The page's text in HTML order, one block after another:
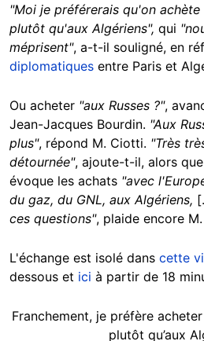
"Moi je préférerais qu'on
plutôt qu'aux Algériens", qui
méprisent", a-t-il souligné, en
diplomatiques entre Paris et
Ou acheter "aux Russes ?",
Jean-Jacques Bourdin. "Aux
plus", répond M. Ciotti. "Très
détournée", ajoute-t-il, alors
évoque les achats "avec
du gaz, du GNL, aux Algériens,
ces questions", plaide encore
L'échange est isolé dans cette
dessous et ici à partir de 18
Franchement, je préfère
plutôt qu’aux